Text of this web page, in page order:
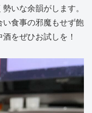
いな余韻がします。
食事の邪魔もせず飽
をぜひお試しを！